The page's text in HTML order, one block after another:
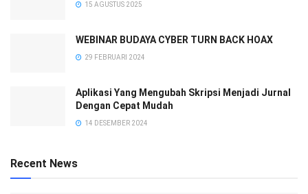
15 AGUSTUS 2025
WEBINAR BUDAYA CYBER TURN BACK HOAX
29 FEBRUARI 2024
Aplikasi Yang Mengubah Skripsi Menjadi Jurnal
Dengan Cepat Mudah
14 DESEMBER 2024
Recent News